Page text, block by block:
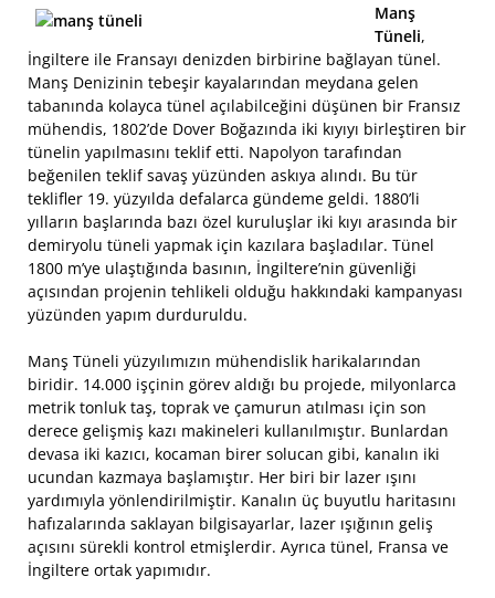
Manş
Tüneli,
İngiltere ile Fransayı denizden birbirine bağlayan tünel.
Manş Denizinin tebeşir kayalarından meydana gelen
tabanında kolayca tünel açılabilceğini düşünen bir Fransız
mühendis, 1802’de Dover Boğazında iki kıyıyı birleştiren bir
tünelin yapılmasını teklif etti. Napolyon tarafından
beğenilen teklif savaş yüzünden askıya alındı. Bu tür
teklifler 19. yüzyılda defalarca gündeme geldi. 1880’li
yılların başlarında bazı özel kuruluşlar iki kıyı arasında bir
demiryolu tüneli yapmak için kazılara başladılar. Tünel
1800 m’ye ulaştığında basının, İngiltere’nin güvenliği
açısından projenin tehlikeli olduğu hakkındaki kampanyası
yüzünden yapım durduruldu.
Manş Tüneli yüzyılımızın mühendislik harikalarından
biridir. 14.000 işçinin görev aldığı bu projede, milyonlarca
metrik tonluk taş, toprak ve çamurun atılması için son
derece gelişmiş kazı makineleri kullanılmıştır. Bunlardan
devasa iki kazıcı, kocaman birer solucan gibi, kanalın iki
ucundan kazmaya başlamıştır. Her biri bir lazer ışını
yardımıyla yönlendirilmiştir. Kanalın üç buyutlu haritasını
hafızalarında saklayan bilgisayarlar, lazer ışığının geliş
açısını sürekli kontrol etmişlerdir. Ayrıca tünel, Fransa ve
İngiltere ortak yapımıdır.